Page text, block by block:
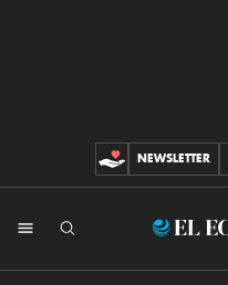
CONTRIBUCIONES
NEWSLETTER